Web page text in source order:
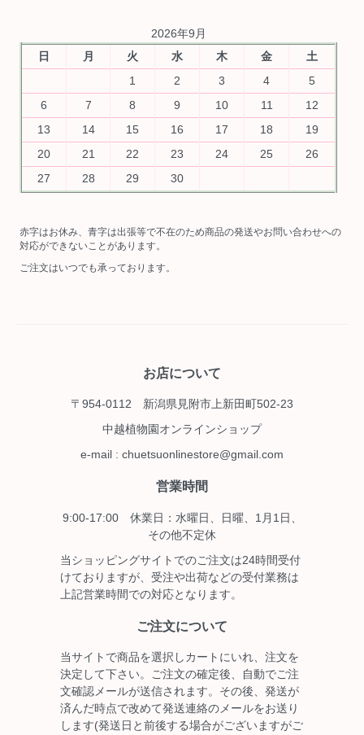
2026年9月
日
月 火 水 木 金
土
1
2 3 4
5
6
7 8 9 10 11
12
13
14 15 16 17 18
19
20
21 22 23 24 25
26
27
28 29 30
赤字はお休み、青字は出張等で不在のため商品の発送やお問い合わせへの
対応ができないことがあります。
ご注文はいつでも承っております。
お店について
〒954-0112 新潟県見附市上新田町502-23
中越植物園オンラインショップ
e-mail : chuetsuonlinestore@gmail.com
営業時間
9:00-17:00 休業日：水曜日、日曜、1月1日、
その他不定休
当ショッピングサイトでのご注文は24時間受付
けておりますが、受注や出荷などの受付業務は
上記営業時間での対応となります。
ご注文について
当サイトで商品を選択しカートにいれ、注文を
決定して下さい。ご注文の確定後、自動でご注
文確認メールが送信されます。その後、発送が
済んだ時点で改めて発送連絡のメールをお送り
します(発送日と前後する場合がございますがご